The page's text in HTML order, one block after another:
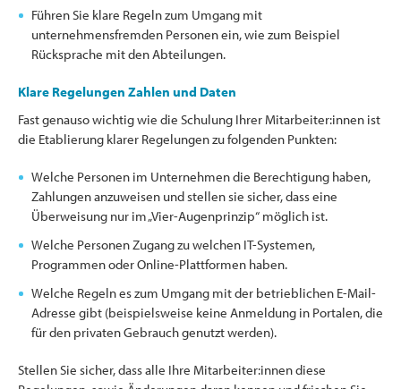
Führen Sie klare Regeln zum Umgang mit
unternehmensfremden Personen ein, wie zum Beispiel
Rücksprache mit den Abteilungen.
Klare Regelungen Zahlen und Daten
Fast genauso wichtig wie die Schulung Ihrer Mitarbeiter:innen ist
die Etablierung klarer Regelungen zu folgenden Punkten:
Welche Personen im Unternehmen die Berechtigung haben,
Zahlungen anzuweisen und stellen sie sicher, dass eine
Überweisung nur im „Vier-Augenprinzip“ möglich ist.
Welche Personen Zugang zu welchen IT-Systemen,
Programmen oder Online-Plattformen haben.
Welche Regeln es zum Umgang mit der betrieblichen E-Mail-
Adresse gibt (beispielsweise keine Anmeldung in Portalen, die
für den privaten Gebrauch genutzt werden).
Stellen Sie sicher, dass alle Ihre Mitarbeiter:innen diese